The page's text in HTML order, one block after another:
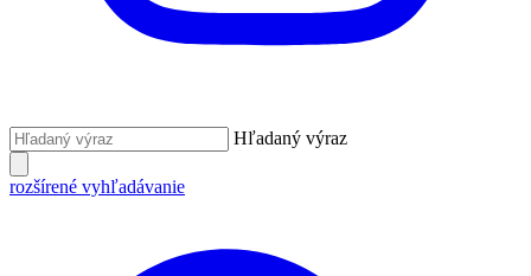
Hľadaný výraz
rozšírené vyhľadávanie